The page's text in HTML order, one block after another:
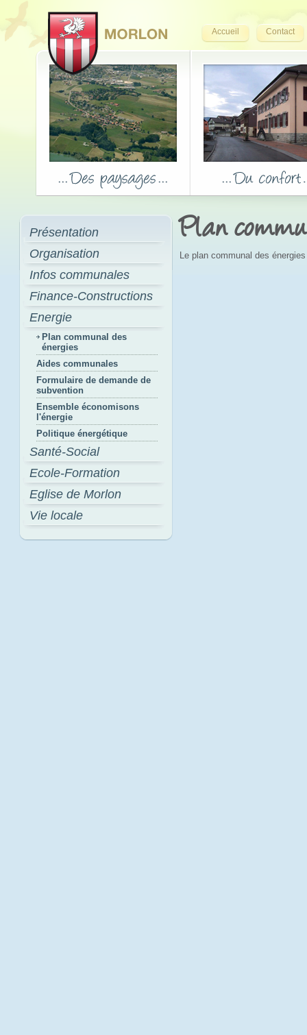
Accueil Contact
Présentation
Organisation
Infos communales
Finance-Constructions
Energie
Plan communal des
énergies
Aides communales
Formulaire de demande de
subvention
Ensemble économisons
l'énergie
Politique énergétique
Santé-Social
Ecole-Formation
Eglise de Morlon
Vie locale
Plan
Le plan communal des